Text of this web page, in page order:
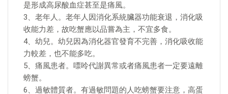
是形成高尿酸血症甚至是痛風。
3、老年人。老年人因消化系統臟器功能衰退，消化吸
收能力差，故吃蟹應以品嘗為主，不宜多食。
4、幼兒。幼兒因為消化器官發育不完善，消化吸收能
力較差，也不能多吃。
5、痛風患者。嘌呤代謝異常或者痛風患者一定要遠離
螃蟹。
6、過敏體質者。有過敏問題的人吃螃蟹要注意，高蛋